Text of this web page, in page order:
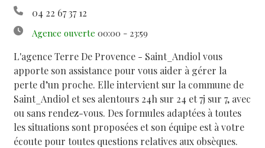
04 22 67 37 12
Agence ouverte 00:00 - 23:59
L'agence Terre De Provence - Saint_Andiol vous
apporte son assistance pour vous aider à gérer la
perte d’un proche. Elle intervient sur la commune de
Saint_Andiol et ses alentours 24h sur 24 et 7j sur 7, avec
ou sans rendez-vous. Des formules adaptées à toutes
les situations sont proposées et son équipe est à votre
écoute pour toutes questions relatives aux obsèques.